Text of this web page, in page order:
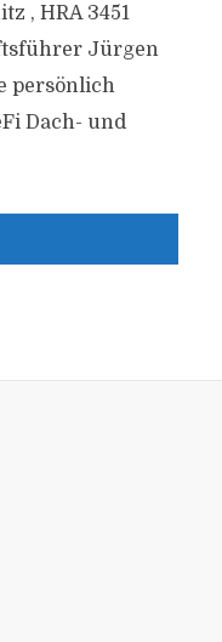
, HRA 3451
Jürgen
persönlich
Dach- und